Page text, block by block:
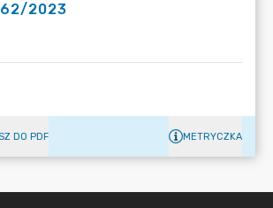
2023
DO PDF METRYCZKA